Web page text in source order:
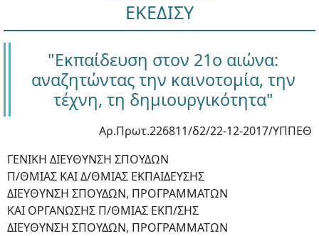
ΕΚΕΔΙΣΥ
"Εκπαίδευση στον 21ο αιώνα:
αναζητώντας την καινοτομία, την
τέχνη, τη δημιουργικότητα"
Αρ.Πρωτ.226811/δ2/22-12-2017/ΥΠΠΕΘ
ΓΕΝΙΚΗ ΔΙΕΥΘΥΝΣΗ ΣΠΟΥΔΩΝ
Π/ΘΜΙΑΣ ΚΑΙ Δ/ΘΜΙΑΣ ΕΚΠΑΙΔΕΥΣΗΣ
ΔΙΕΥΘΥΝΣΗ ΣΠΟΥΔΩΝ, ΠΡΟΓΡΑΜΜΑΤΩΝ
ΚΑΙ ΟΡΓΑΝΩΣΗΣ Π/ΘΜΙΑΣ ΕΚΠ/ΣΗΣ
ΔΙΕΥΘΥΝΣΗ ΣΠΟΥΔΩΝ, ΠΡΟΓΡΑΜΜΑΤΩΝ